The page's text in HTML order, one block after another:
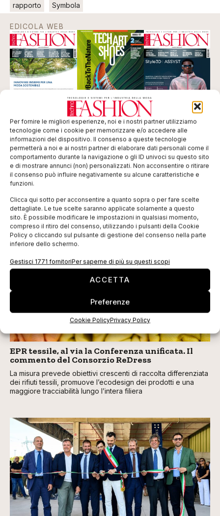
Per fornire le migliori esperienze, noi e i nostri partner utilizziamo
tecnologie come i cookie per memorizzare e/o accedere alle
informazioni del dispositivo. Il consenso a queste tecnologie
permetterà a noi e ai nostri partner di elaborare dati personali come il
comportamento durante la navigazione o gli ID univoci su questo sito
e di mostrare annunci (non) personalizzati. Non acconsentire o ritirare
il consenso può influire negativamente su alcune caratteristiche e
funzioni.
Clicca qui sotto per acconsentire a quanto sopra o per fare scelte
dettagliate. Le tue scelte saranno applicate solamente a questo
sito. È possibile modificare le impostazioni in qualsiasi momento,
compreso il ritiro del consenso, utilizzando i pulsanti della Cookie
Policy o cliccando sul pulsante di gestione del consenso nella parte
inferiore dello schermo.
Gestisci 1771 fornitoriPer saperne di più su questi scopi
ACCETTA
Preferenze
Cookie PolicyPrivacy Policy
rapporto
Symbola
EDICOLA WEB
ISCRIVITI ALLA NEWSLETTER
TI POTREBBERO INTERESSARE
EPR tessile, al via la Conferenza unificata. Il
commento del Consorzio ReDress
La misura prevede obiettivi crescenti di raccolta differenziata
dei rifiuti tessili, promuove l’ecodesign dei prodotti e una
maggiore tracciabilità lungo l’intera filiera